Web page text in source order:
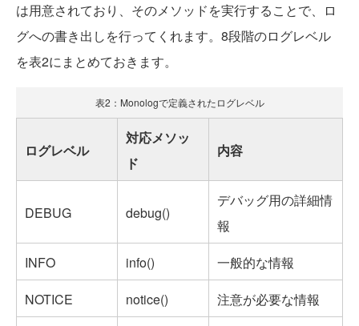
は用意されており、そのメソッドを実行することで、ロ
グへの書き出しを行ってくれます。8段階のログレベル
を表2にまとめておきます。
表2：Monologで定義されたログレベル
ログレベル
対応メソッ
ド
内容
DEBUG debug()
デバッグ用の詳細情
報
INFO
info()
一般的な情報
NOTICE
notice() 注意が必要な情報